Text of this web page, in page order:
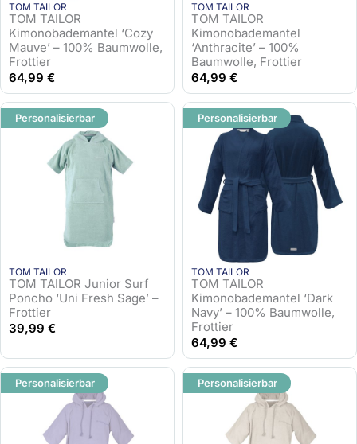
TOM TAILOR
TOM TAILOR
Kimonobademantel ‘Cozy
Mauve’ – 100% Baumwolle,
Frottier
64,99 €
TOM TAILOR
TOM TAILOR
Kimonobademantel
‘Anthracite’ – 100%
Baumwolle, Frottier
64,99 €
TOM TAILOR
TOM TAILOR Junior Surf
Poncho ‘Uni Fresh Sage’ –
Frottier
39,99 €
Personalisierbar
TOM TAILOR
TOM TAILOR
Kimonobademantel ‘Dark
Navy’ – 100% Baumwolle,
Frottier
64,99 €
Personalisierbar
Personalisierbar Personalisierbar